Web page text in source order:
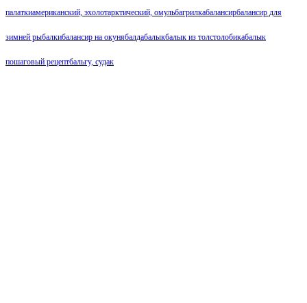
палаткиамериканский, эхолотарктический, омульбагрилкабалансирбалансир для
зимней рыбалкибалансир на окунябалдабалыкбалык из толстолобикабалык
пошаговый рецептбальгу, судак